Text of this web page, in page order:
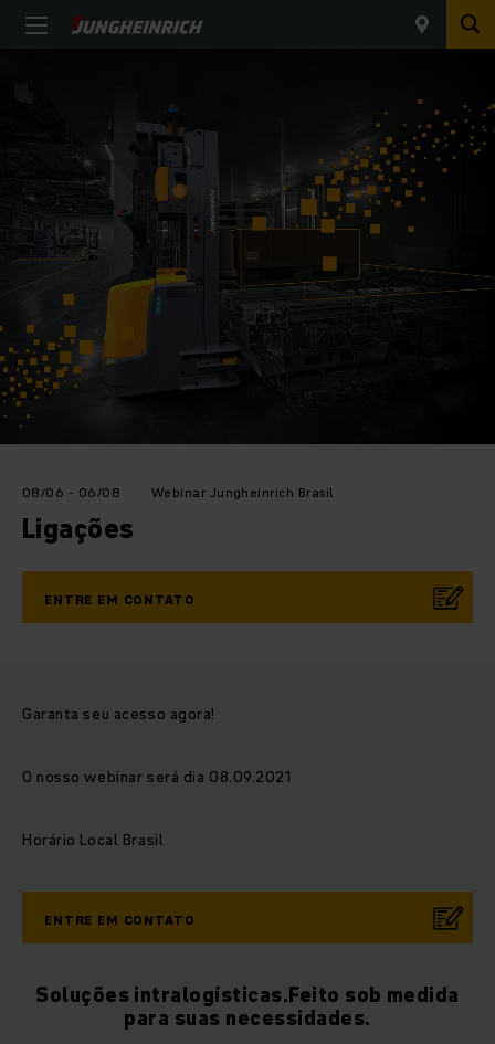
08/06 - 06/08 Webinar Jungheinrich Brasil
Ligações
ENTRE EM CONTATO
Garanta seu acesso agora!
O nosso webinar será dia 08.09.2021
Horário Local Brasil
ENTRE EM CONTATO
Soluções intralogísticas.Feito sob medida
para suas necessidades.